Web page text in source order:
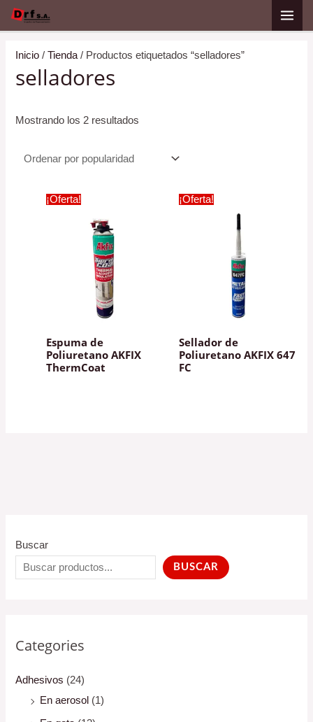
Buscar
BUSCAR
Categories
Adhesivos (24)
En aerosol (1)
Inicio /Tienda/ Productos etiquetados “selladores”
selladores
Mostrando los 2 resultados
¡Oferta!
Espuma de
Poliuretano AKFIX
ThermCoat
¡Oferta!
Sellador de
Poliuretano AKFIX 647
FC